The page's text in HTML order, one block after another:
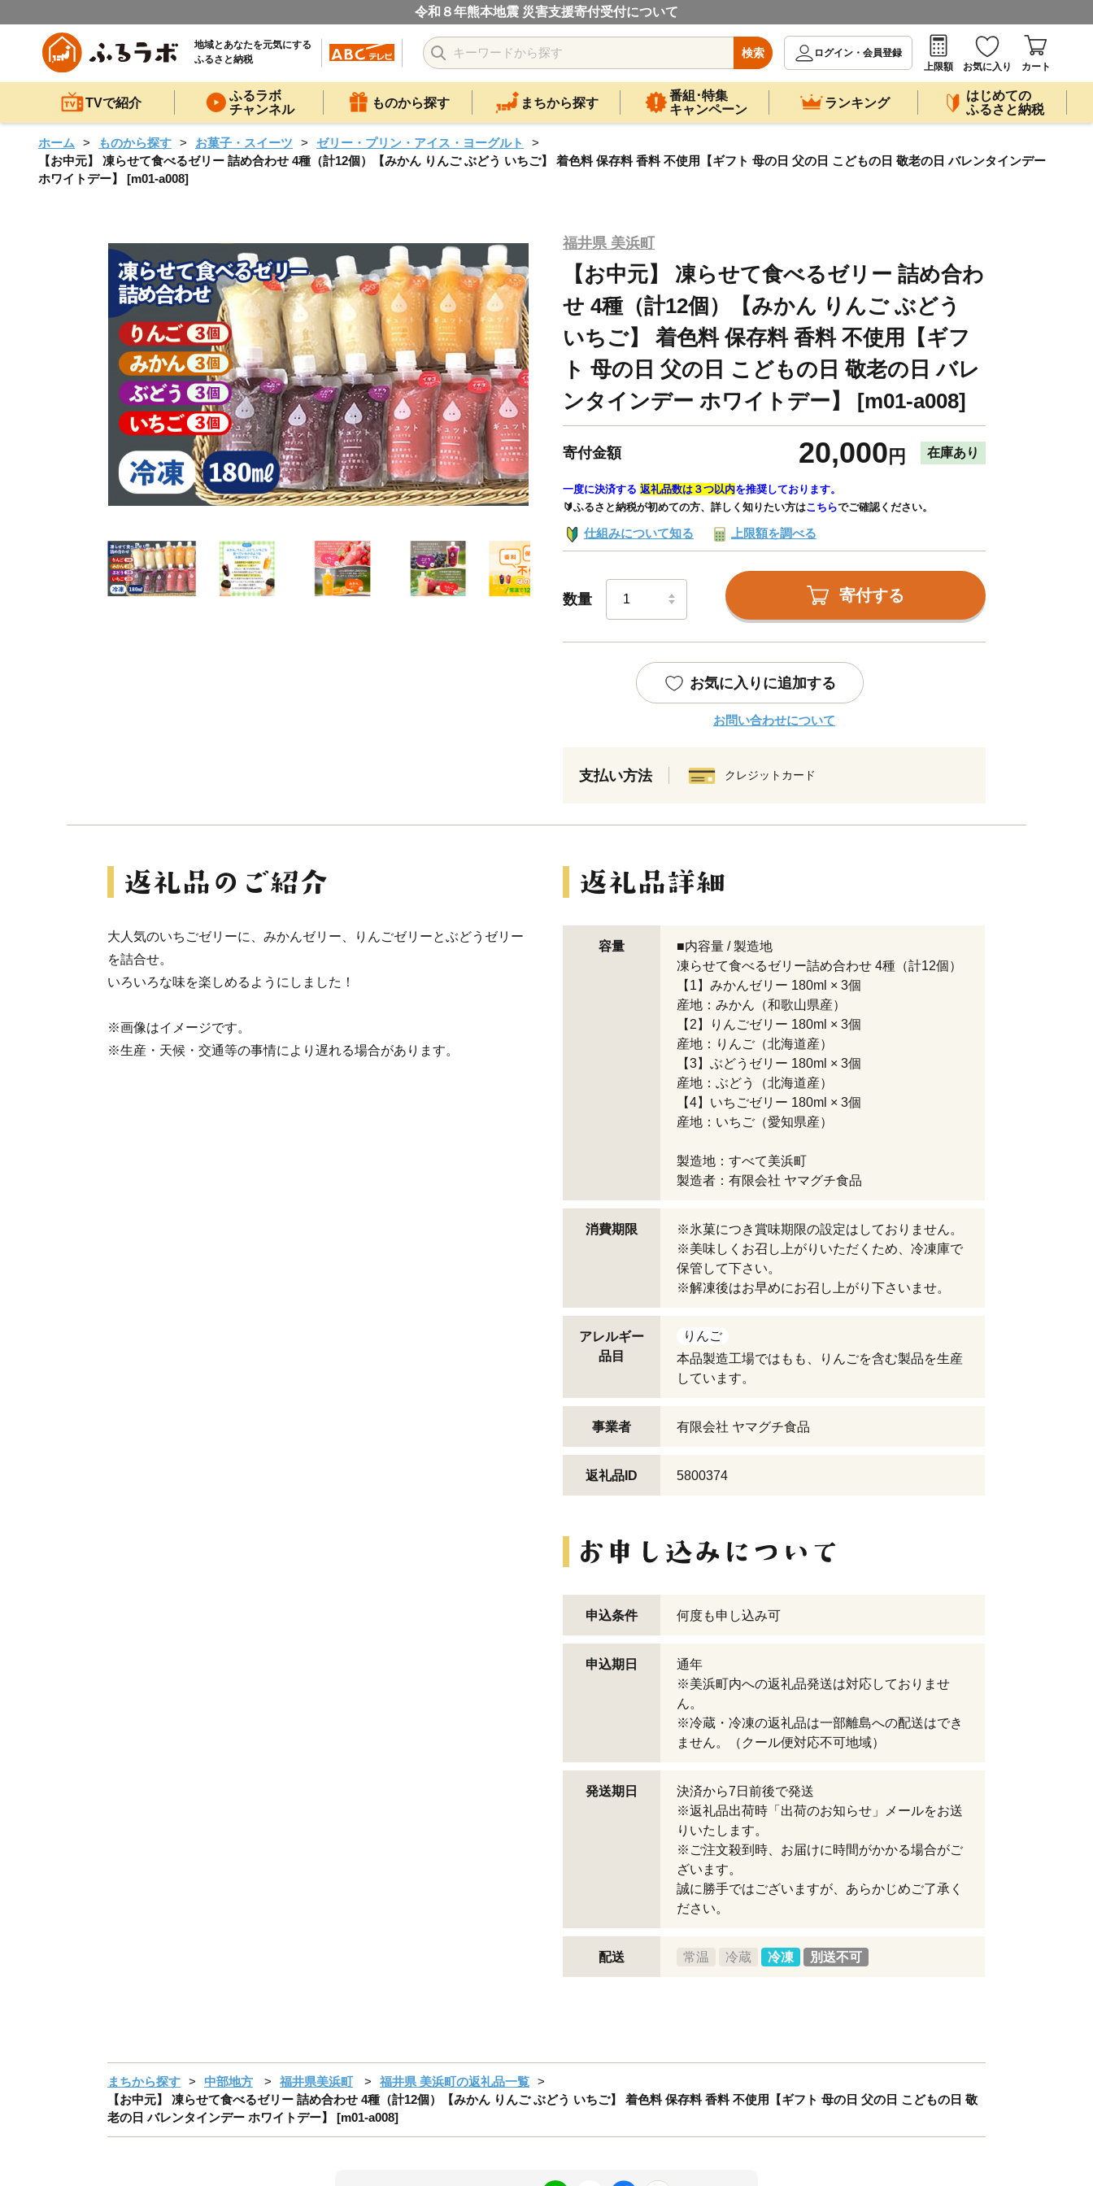
令和８年熊本地震 災害支援寄付受付について
地域とあなたを元気にする
ふるさと納税
検索
ログイン・会員登録
上限額
お気に入り カート
TVで紹介
ふるラボ
チャンネル
ものから探す まちから探す
番組･特集
キャンペーン
ランキング
はじめての
ふるさと納税
ホーム ものから探す お菓子・スイーツ
ゼリー・プリン・アイス・ヨーグルト
【お中元】 凍らせて食べるゼリー 詰め合わせ 4種（計12個）【みかん りんご ぶどう いちご】 着色料 保存料 香料 不使用【ギフト 母の日 父の日 こどもの日 敬老の日 バレンタインデー
ホワイトデー】 [m01-a008]
福井県 美浜町
【お中元】 凍らせて食べるゼリー 詰め合わ
せ 4種（計12個）【みかん りんご ぶどう
いちご】 着色料 保存料 香料 不使用【ギフ
ト 母の日 父の日 こどもの日 敬老の日 バレ
ンタインデー ホワイトデー】 [m01-a008]
寄付金額 20,000 円 在庫あり
一度に決済する 返礼品数は３つ以内を推奨しております。
🔰ふるさと納税が初めての方、詳しく知りたい方はこちらでご確認ください。
仕組みについて知る 上限額を調べる
数量 寄付する
お気に入りに追加する
お問い合わせについて
支払い方法 クレジットカード
大人気のいちごゼリーに、みかんゼリー、りんごゼリーとぶどうゼリー
を詰合せ。
いろいろな味を楽しめるようにしました！
※画像はイメージです。
※生産・天候・交通等の事情により遅れる場合があります。
容量
■内容量 / 製造地
凍らせて食べるゼリー詰め合わせ 4種（計12個）
【1】みかんゼリー 180ml × 3個
産地：みかん（和歌山県産）
【2】りんごゼリー 180ml × 3個
産地：りんご（北海道産）
【3】ぶどうゼリー 180ml × 3個
産地：ぶどう（北海道産）
【4】いちごゼリー 180ml × 3個
産地：いちご（愛知県産）
製造地：すべて美浜町
製造者：有限会社 ヤマグチ食品
消費期限
※氷菓につき賞味期限の設定はしておりません。
※美味しくお召し上がりいただくため、冷凍庫で
保管して下さい。
※解凍後はお早めにお召し上がり下さいませ。
アレルギー
品目
りんご
本品製造工場ではもも、りんごを含む製品を生産
しています。
事業者 有限会社 ヤマグチ食品
返礼品ID 5800374
申込条件 何度も申し込み可
申込期日
通年
※美浜町内への返礼品発送は対応しておりませ
ん。
※冷蔵・冷凍の返礼品は一部離島への配送はでき
ません。（クール便対応不可地域）
発送期日
決済から7日前後で発送
※返礼品出荷時「出荷のお知らせ」メールをお送
りいたします。
※ご注文殺到時、お届けに時間がかかる場合がご
ざいます。
誠に勝手ではございますが、あらかじめご了承く
ださい。
配送 常温 冷蔵 冷凍 別送不可
まちから探す 中部地方 福井県美浜町
福井県 美浜町の返礼品一覧
【お中元】 凍らせて食べるゼリー 詰め合わせ 4種（計12個）【みかん りんご ぶどう いちご】 着色料 保存料 香料 不使用【ギフト 母の日 父の日 こどもの日 敬
老の日 バレンタインデー ホワイトデー】 [m01-a008]